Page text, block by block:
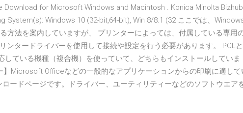
Download for Microsoft Windows and Macintosh . Konica Minolta Bizhub
System(s): Windows 10 (32-bit,64-bit), Win 8/8.1 (32 ここでは、
方法を案内していますが、 プリンターによっては、付属している専用
ンタードライバーを使用して接続や設定を行う必要があります。 PCL
している機種（複合機）を使っていて、どちらもインストールしていま
】Microsoft Officeなどの一般的なアプリケーションからの印刷に適して
ードページです。ドライバー、ユーティリティーなどのソフトウエア